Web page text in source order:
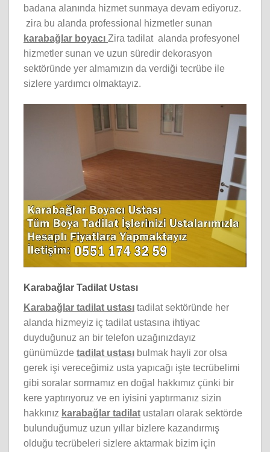
badana alanında hizmet sunmaya devam ediyoruz.
zira bu alanda professional hizmetler sunan
karabağlar boyacı Zira tadilat alanda profesyonel
hizmetler sunan ve uzun süredir dekorasyon
sektöründe yer almamızın da verdiği tecrübe ile
sizlere yardımcı olmaktayız.
Karabağlar Tadilat Ustası
Karabağlar tadilat ustası tadilat sektöründe her
alanda hizmeyiz iç tadilat ustasına ihtiyac
duyduğunuz an bir telefon uzağınızdayız
günümüzde tadilat ustası bulmak hayli zor olsa
gerek işi vereceğimiz usta yapıcağı işte tecrübelimi
gibi soralar sormamız en doğal hakkımız çünki bir
kere yaptırıyoruz ve en iyisini yaptırmanız sizin
hakkınız karabağlar tadilat ustaları olarak sektörde
bulunduğumuz uzun yıllar bizlere kazandırmış
olduğu tecrübeleri sizlere aktarmak bizim için